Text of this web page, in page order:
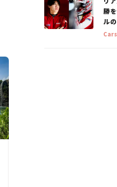
勝
ル
GT
Cars